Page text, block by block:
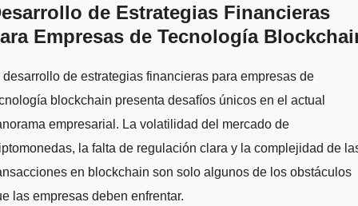
de Estrategias Financieras
Empresas de Tecnología
desarrollo de estrategias financieras para empresas de
blockchain presenta desafíos únicos en el actual
empresarial. La volatilidad del mercado de
la falta de regulación clara y la complejidad de
en blockchain son solo algunos de los obstáculos
las empresas deben enfrentar.